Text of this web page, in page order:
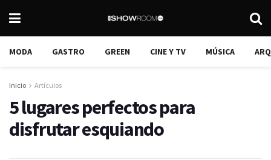
MODA GASTRO GREEN CINE Y TV MÚSICA
Inicio Artículos
5 lugares perfectos para
disfrutar esquiando